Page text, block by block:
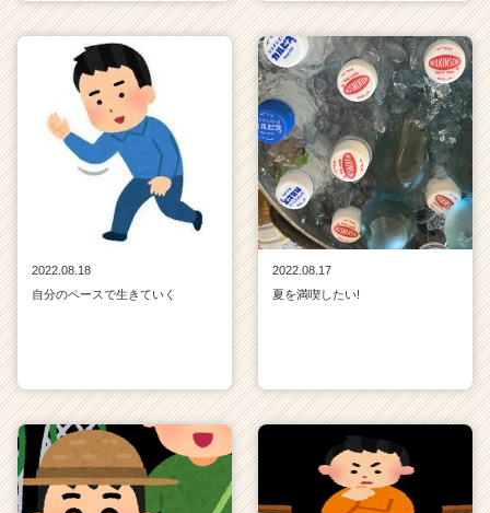
2022.08.18
自分のペースで生きていく
2022.08.17
夏を満喫したい!